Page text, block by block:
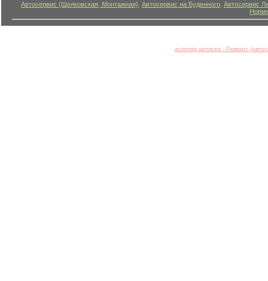
Автосервис (Щелковская, Монтажная) Автосервис на Буденного Автосервис
automig.services - Ремонт